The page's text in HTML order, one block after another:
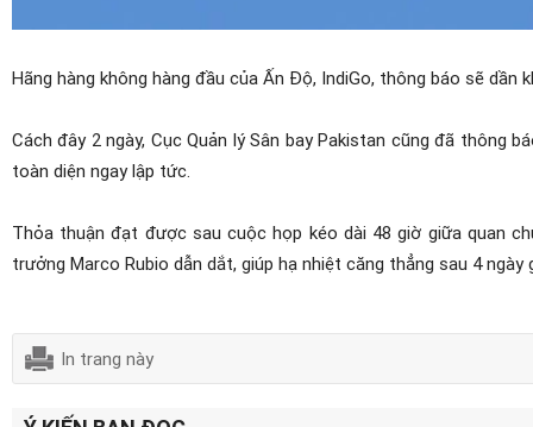
Hãng hàng không hàng đầu của Ấn Độ, IndiGo, thông báo sẽ
Cách đây 2 ngày, Cục Quản lý Sân bay Pakistan cũng đã
toàn diện ngay lập tức.
Thỏa thuận đạt được sau cuộc họp kéo dài 48 giờ giữa quan
trưởng Marco Rubio dẫn dắt, giúp hạ nhiệt căng thẳng sau 4
In trang này